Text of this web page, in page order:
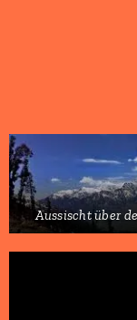
Aussischt über